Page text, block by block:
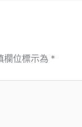
欄位標示為 *